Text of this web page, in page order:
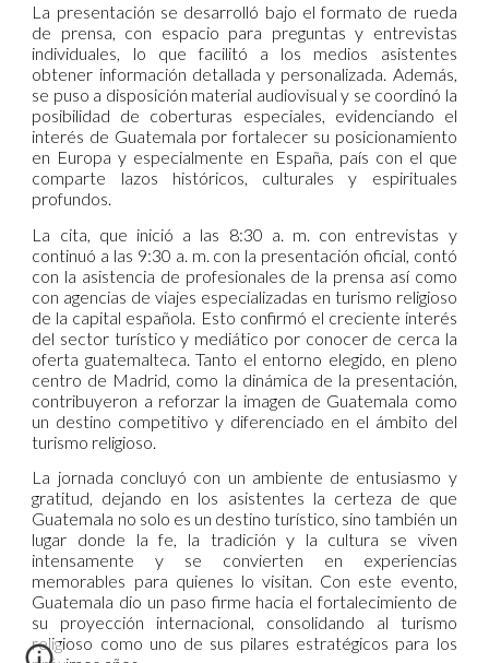
La presentación se desarrolló bajo el formato de rueda
de prensa, con espacio para preguntas y entrevistas
individuales, lo que facilitó a los medios asistentes
obtener información detallada y personalizada. Además,
se puso a disposición material audiovisual y se coordinó la
posibilidad de coberturas especiales, evidenciando el
interés de Guatemala por fortalecer su posicionamiento
en Europa y especialmente en España, país con el que
comparte lazos históricos, culturales y espirituales
profundos.
La cita, que inició a las 8:30 a. m. con entrevistas y
continuó a las 9:30 a. m. con la presentación oficial, contó
con la asistencia de profesionales de la prensa así como
con agencias de viajes especializadas en turismo religioso
de la capital española. Esto confirmó el creciente interés
del sector turístico y mediático por conocer de cerca la
oferta guatemalteca. Tanto el entorno elegido, en pleno
centro de Madrid, como la dinámica de la presentación,
contribuyeron a reforzar la imagen de Guatemala como
un destino competitivo y diferenciado en el ámbito del
turismo religioso.
La jornada concluyó con un ambiente de entusiasmo y
gratitud, dejando en los asistentes la certeza de que
Guatemala no solo es un destino turístico, sino también un
lugar donde la fe, la tradición y la cultura se viven
intensamente y se convierten en experiencias
memorables para quienes lo visitan. Con este evento,
Guatemala dio un paso firme hacia el fortalecimiento de
su proyección internacional, consolidando al turismo
religioso como uno de sus pilares estratégicos para los